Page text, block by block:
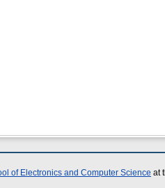
of Electronics and Computer Science at